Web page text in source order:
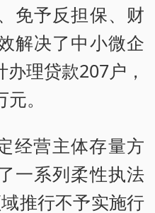
免予反担保、财
解决了中小微企
理贷款207户，
。
经营主体存量方
一系列柔性执法
推行不予实施行